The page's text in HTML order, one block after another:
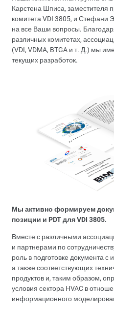
Карстена Шписа, заместителя
комитета VDI 3805, и Стефани
на все Ваши вопросы.
различных комитетах,
(VDI, VDMA, BTGA и т. Д.) мы
текущих разработок.
Мы активно формируем
позиции и PDT для VDI 3805.
Вместе с различными
и партнерами по
роль в подготовке документа
а также соответствующих
продуктов и, таким образом,
условия сектора HVAC в
информационного